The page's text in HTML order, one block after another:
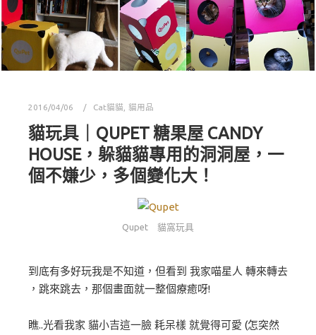
2016/04/06 Cat貓貓 貓用品
貓玩具｜QUPET 糖果屋 CANDY
HOUSE，躲貓貓專用的洞洞屋，一
個不嫌少，多個變化大！
Qupet 貓窩玩具
到底有多好玩我是不知道，但看到 我家喵星人 轉來轉去
，跳來跳去，那個畫面就一整個療癒呀!
瞧..光看我家 貓小吉這一臉 耗呆樣 就覺得可愛 (怎突然